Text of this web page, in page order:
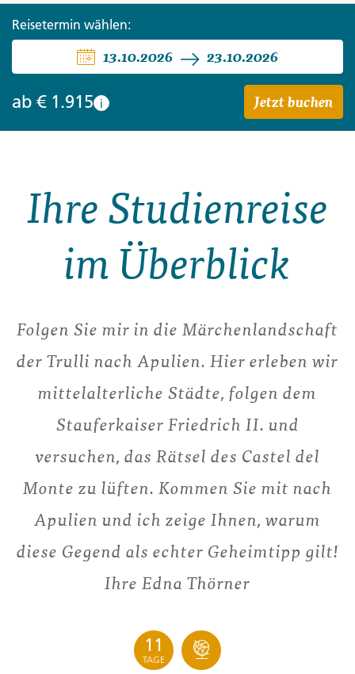
Apulien - Trulli, Staufer und
mediterrane Auszeit
Reisetermin wählen:
13.10.2026 23.10.2026
ab € 1.915 i Jetzt buchen
Ihre Studienreise
im Überblick
Folgen Sie mir in die Märchenlandschaft
der Trulli nach Apulien. Hier erleben wir
mittelalterliche Städte, folgen dem
Stauferkaiser Friedrich II. und
versuchen, das Rätsel des Castel del
Monte zu lüften. Kommen Sie mit nach
Apulien und ich zeige Ihnen, warum
diese Gegend als echter Geheimtipp gilt!
Ihre Edna Thörner
11
TAGE